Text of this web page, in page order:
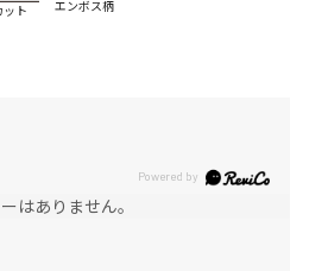
ット エンボス柄
はありません。